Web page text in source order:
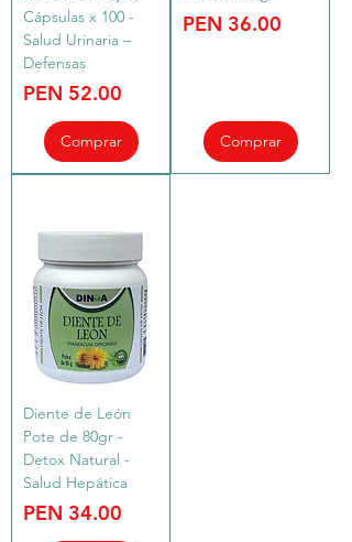
Cápsulas x 100 -
Salud Urinaria –
Defensas
Price
PEN 52.00
Comprar
Price
PEN 36.00
Comprar
Diente de León
Pote de 80gr -
Detox Natural -
Salud Hepática
Price
PEN 34.00